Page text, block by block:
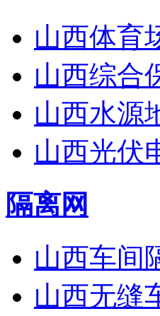
山西体育
山西综合
山西水源
山西光伏
隔离网
山西车间
山西无缝